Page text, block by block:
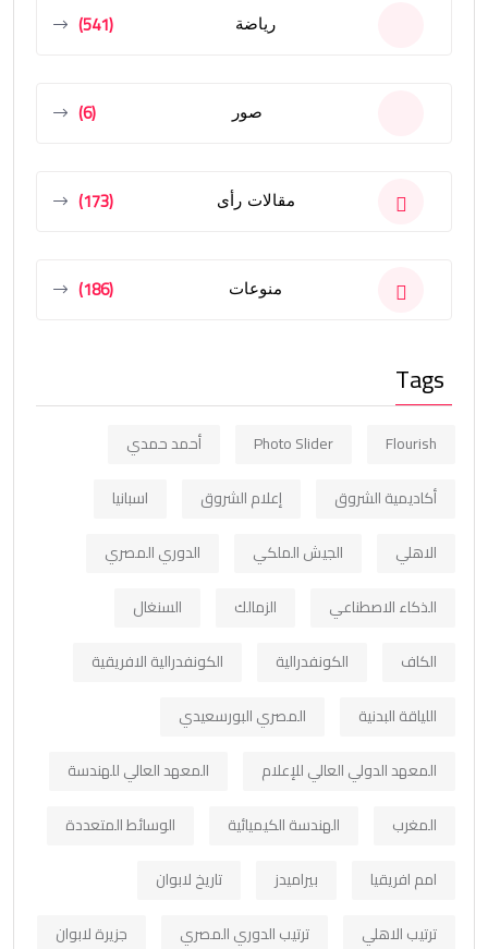
رياضة (541)
صور (6)
مقالات رأى (173)
منوعات (186)
Tags
Flourish
Photo Slider
أحمد حمدي
أكاديمية الشروق
إعلام الشروق
اسبانيا
الاهلي
الجيش الملكي
الدوري المصري
الذكاء الاصطناعي
الزمالك
السنغال
الكاف
الكونفدرالية
الكونفدرالية الافريقية
اللياقة البدنية
المصري البورسعيدي
المعهد الدولي العالي للإعلام
المعهد العالي للهندسة
المغرب
الهندسة الكيميائية
الوسائط المتعددة
امم افريقيا
بيراميدز
تاريخ لابوان
ترتيب الاهلي
ترتيب الدوري المصري
جزيرة لابوان